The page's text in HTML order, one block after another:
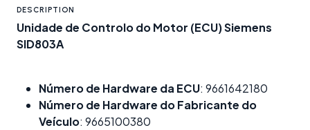
DESCRIPTION
Unidade de Controlo do Motor (ECU) Siemens
SID803A
Número de Hardware da ECU: 9661642180
Número de Hardware do Fabricante do
Veículo: 9665100380